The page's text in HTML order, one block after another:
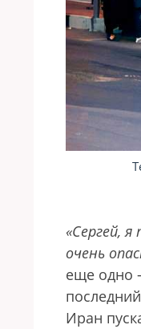
«Сергей,
очень
еще одно
Иран